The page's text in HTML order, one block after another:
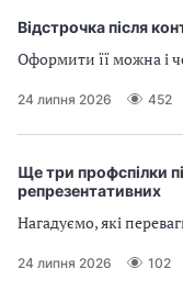
Відстрочка після
Оформити її можна і
24 липня 2026 452
Ще три профспілки
репрезентативних
Нагадуємо, які
24 липня 2026 102